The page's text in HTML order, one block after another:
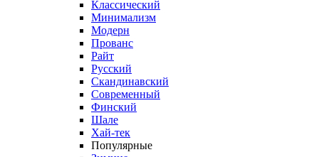
Классический
Минимализм
Модерн
Прованс
Райт
Русский
Скандинавский
Современный
Финский
Шале
Хай-тек
Популярные